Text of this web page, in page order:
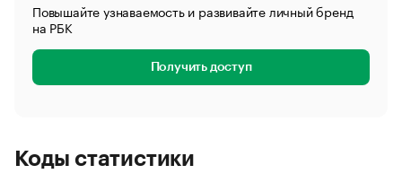
Повышайте узнаваемость и развивайте личный бренд
на РБК
Получить доступ
Коды статистики